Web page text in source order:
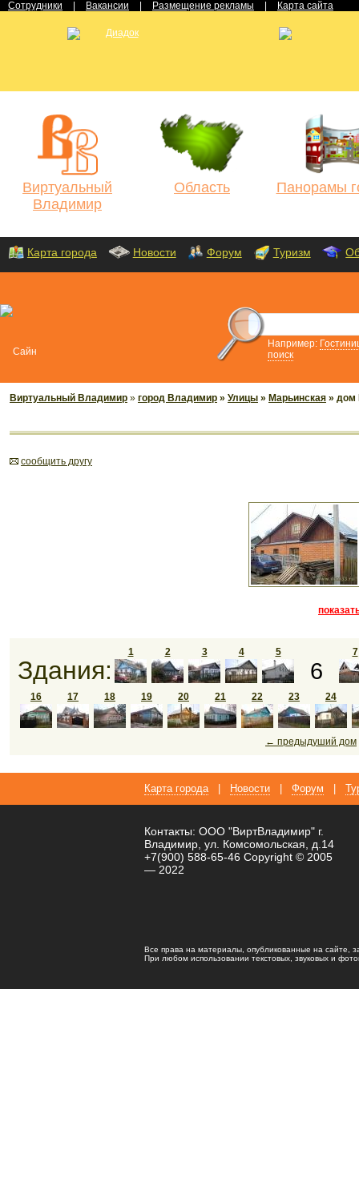
Сотрудники Вакансии Размещение рекламы Карта сайта
Виртуальный
Владимир
Область Панорамы
Карта города Новости Форум Туризм
Например:
поиск
Виртуальный Владимир » город Владимир » Улицы » Марьинская »
cообщить другу
Здания:
1 2 3 4 5
6
7
16 17 18 19 20 21 22 23 24
← предыдуший дом
Карта города Новости Форум
Контакты: ООО "ВиртВладимир" г.
Владимир, ул. Комсомольская, д.14
+7(900) 588-65-46 Copyright © 2005
— 2022
Все права на материалы, опубликованные на сайте,
При любом использовании текстовых, звуковых и